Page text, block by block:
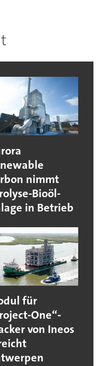
nimmt
Bioöl-
in Betrieb
für
One“-
von Ineos